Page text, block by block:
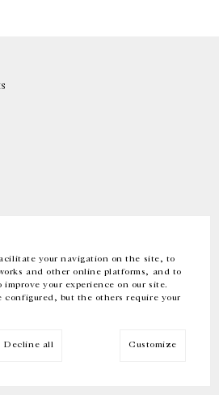
your navigation on the site, to
and other online platforms, and to
your experience on our site.
configured, but the others require your
Decline all Customize
Instagram